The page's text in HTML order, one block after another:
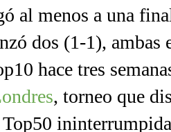
al menos a una
dos (1-1), ambas
hace tres
, torneo que